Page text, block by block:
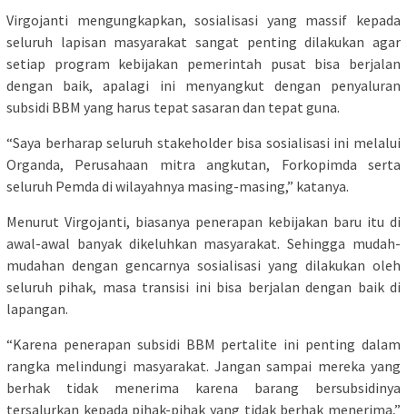
Virgojanti mengungkapkan, sosialisasi yang massif kepada
seluruh lapisan masyarakat sangat penting dilakukan agar
setiap program kebijakan pemerintah pusat bisa berjalan
dengan baik, apalagi ini menyangkut dengan penyaluran
subsidi BBM yang harus tepat sasaran dan tepat guna.
“Saya berharap seluruh stakeholder bisa sosialisasi ini melalui
Organda, Perusahaan mitra angkutan, Forkopimda serta
seluruh Pemda di wilayahnya masing-masing,” katanya.
Menurut Virgojanti, biasanya penerapan kebijakan baru itu di
awal-awal banyak dikeluhkan masyarakat. Sehingga mudah-
mudahan dengan gencarnya sosialisasi yang dilakukan oleh
seluruh pihak, masa transisi ini bisa berjalan dengan baik di
lapangan.
“Karena penerapan subsidi BBM pertalite ini penting dalam
rangka melindungi masyarakat. Jangan sampai mereka yang
berhak tidak menerima karena barang bersubsidinya
tersalurkan kepada pihak-pihak yang tidak berhak menerima,”